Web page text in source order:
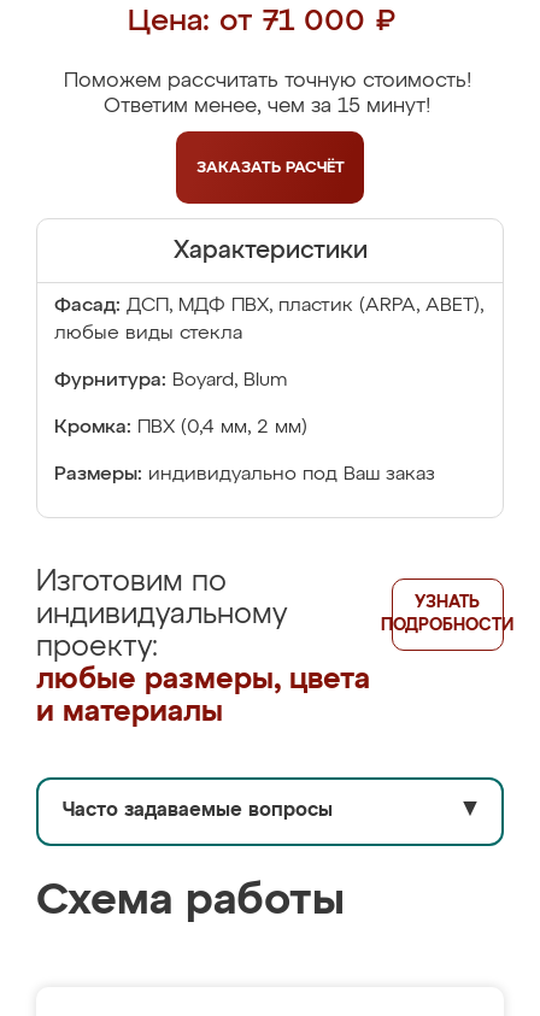
Цена: от 71 000 ₽
Поможем рассчитать точную стоимость!
Ответим менее, чем за 15 минут!
ЗАКАЗАТЬ РАСЧЁТ
Характеристики
Фасад: ДСП, МДФ ПВХ, пластик (ARPA, ABET),
любые виды стекла
Фурнитура: Boyard, Blum
Кромка: ПВХ (0,4 мм, 2 мм)
Размеры: индивидуально под Ваш заказ
Изготовим по
индивидуальному
проекту:
любые размеры, цвета
и материалы
УЗНАТЬ
ПОДРОБНОСТИ
Часто задаваемые вопросы ▼
Схема работы